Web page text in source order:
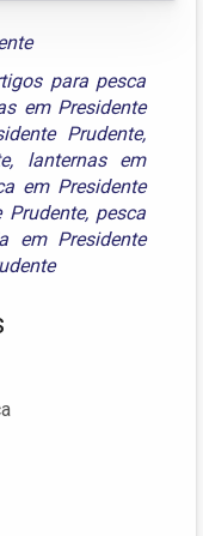
para pesca
em Presidente
Prudente,
, lanternas em
em Presidente
Prudente, pesca
em Presidente